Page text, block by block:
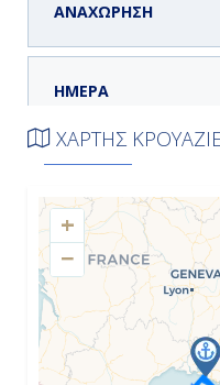
ΧΑΡΤΗΣ
+
−